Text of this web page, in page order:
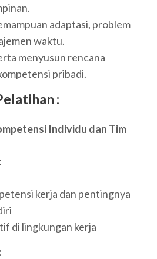
adaptasi, problem
waktu.
menyusun rencana
pribadi.
:
Individu dan Tim
kerja dan pentingnya
di lingkungan kerja